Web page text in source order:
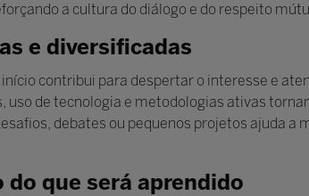
a cultura do diálogo e do respeito
e diversificadas
contribui para despertar o interesse e
uso de tecnologia e metodologias ativas
debates ou pequenos projetos ajuda a
que será aprendido